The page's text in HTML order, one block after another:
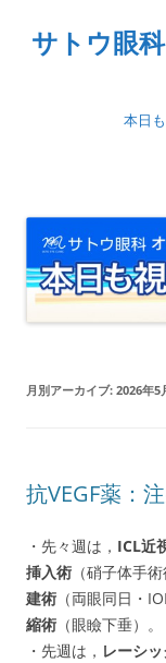
テ
ン
サトウ眼
本日
月別アーカイブ: 2026年5
抗VEGF薬：
・先々週は， ICL近
挿入術 （硝子体手
建術 （両眼同日・
縮術 （眼瞼下垂）。
・先週は， レーシッ